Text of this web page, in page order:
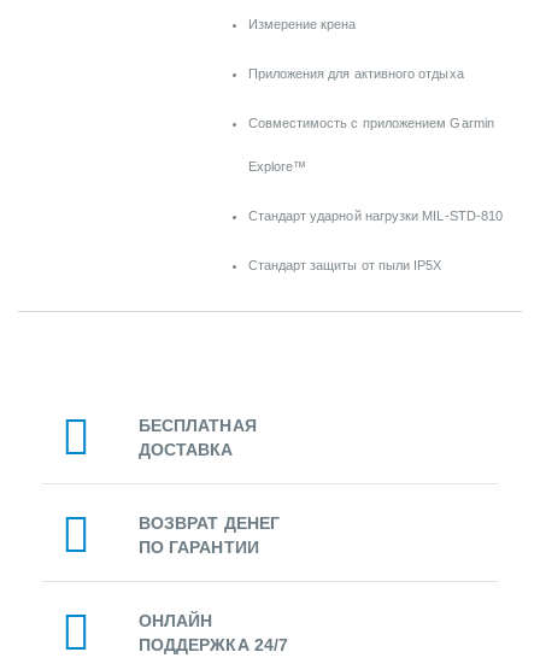
Измерение крена
Приложения для активного отдыха
Совместимость с приложением Garmin
Explore™
Стандарт ударной нагрузки MIL-STD-810
Стандарт защиты от пыли IP5X
БЕСПЛАТНАЯ
ДОСТАВКА
ВОЗВРАТ ДЕНЕГ
ПО ГАРАНТИИ
ОНЛАЙН
ПОДДЕРЖКА 24/7